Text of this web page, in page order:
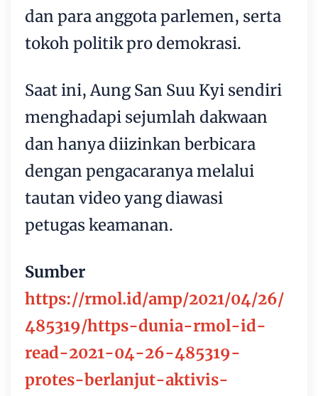
dan para anggota parlemen, serta
tokoh politik pro demokrasi.
Saat ini, Aung San Suu Kyi sendiri
menghadapi sejumlah dakwaan
dan hanya diizinkan berbicara
dengan pengacaranya melalui
tautan video yang diawasi
petugas keamanan.
Sumber
https://rmol.id/amp/2021/04/26/
485319/https-dunia-rmol-id-
read-2021-04-26-485319-
protes-berlanjut-aktivis-